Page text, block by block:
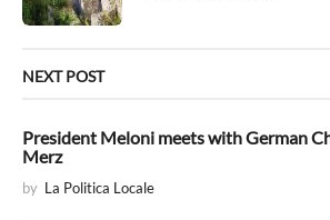
NEXT POST
President Meloni meets with German
Merz
by La Politica Locale